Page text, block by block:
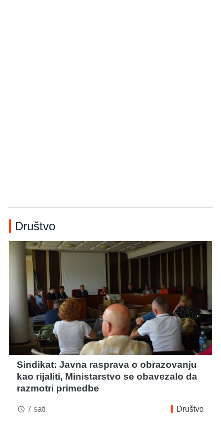
Društvo
Sindikat: Javna rasprava o obrazovanju
kao rijaliti, Ministarstvo se obavezalo da
razmotri primedbe
access_time 7 sati Društvo